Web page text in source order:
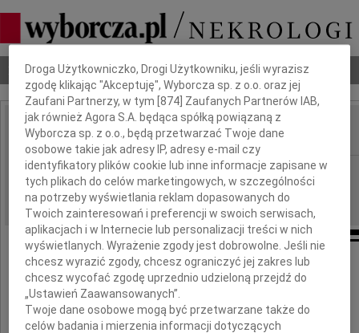
Nekrologi Odeszli Poradnik pogrzebowy
IMIĘ I NAZWISKO:
REGION: Opole
DATA EMISJI: 06.09.2016
Wyrazy głębokiego współczucia
Dbamy o Twoją prywatność
Droga Użytkowniczko, Drogi Użytkowniku, jeśli wyrazisz
zgodę klikając "Akceptuję", Wyborcza sp. z o.o. oraz jej
Zaufani Partnerzy, w tym [874 ] Zaufanych Partnerów IAB,
jak również Agora S.A. będąca spółką powiązaną z
Wyborcza sp. z o.o., będą przetwarzać Twoje dane
osobowe takie jak adresy IP, adresy e-mail czy
identyfikatory plików cookie lub inne informacje zapisane w
tych plikach do celów marketingowych, w szczególności
na potrzeby wyświetlania reklam dopasowanych do
Twoich zainteresowań i preferencji w swoich serwisach,
aplikacjach i w Internecie lub personalizacji treści w nich
wyświetlanych. Wyrażenie zgody jest dobrowolne. Jeśli nie
chcesz wyrazić zgody, chcesz ograniczyć jej zakres lub
chcesz wycofać zgodę uprzednio udzieloną przejdź do
„Ustawień Zaawansowanych”.
Twoje dane osobowe mogą być przetwarzane także do
celów badania i mierzenia informacji dotyczących